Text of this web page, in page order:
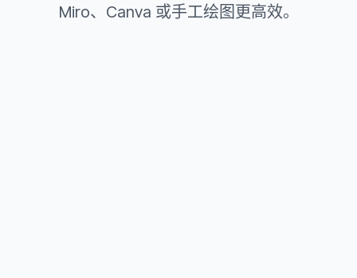
Miro、Canva 或手工绘图更高效。